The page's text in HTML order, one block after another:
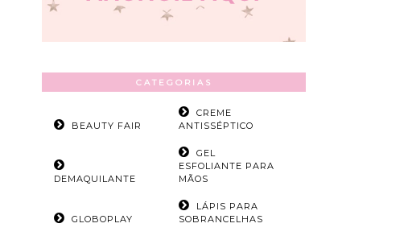
CATEGORIAS
BEAUTY FAIR
CREME
ANTISSÉPTICO
DEMAQUILANTE
GEL
ESFOLIANTE PARA
MÃOS
GLOBOPLAY
LÁPIS PARA
SOBRANCELHAS